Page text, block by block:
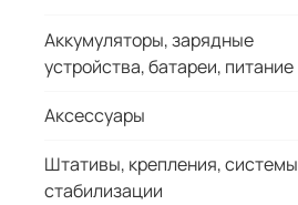
Аккумуляторы, зарядные
устройства, батареи, питание
Аксессуары
Штативы, крепления, системы
стабилизации